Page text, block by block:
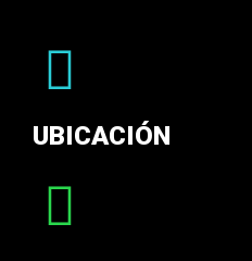
UBICACIÓN